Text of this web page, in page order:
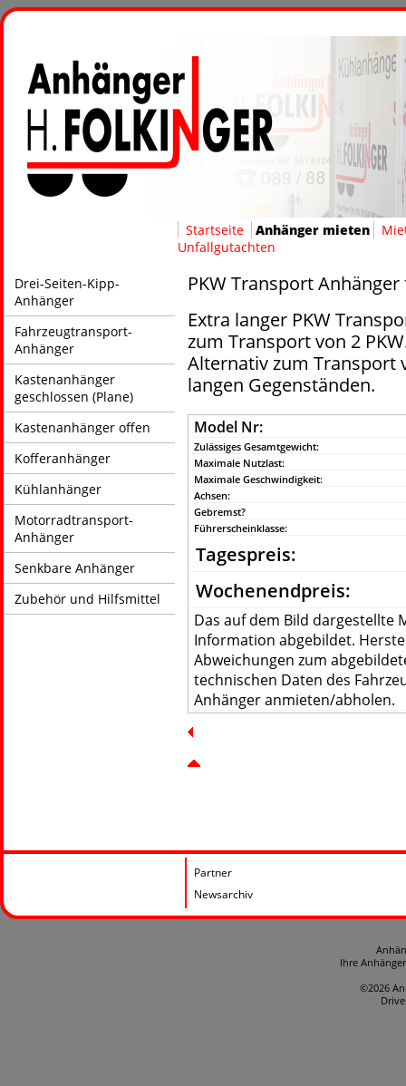
Startseite Anhänger mieten
Unfallgutachten
Drei-Seiten-Kipp-
Anhänger
Fahrzeugtransport-
Anhänger
Kastenanhänger
geschlossen (Plane)
Kastenanhänger offen
Kofferanhänger
Kühlanhänger
Motorradtransport-
Anhänger
Senkbare Anhänger
Zubehör und Hilfsmittel
PKW Transport Anhänger
Extra langer PKW
zum Transport von 2
Alternativ zum Transport
langen Gegenständen.
Model Nr:
Zulässiges Gesamtgewicht:
Maximale Nutzlast:
Maximale Geschwindigkeit:
Achsen:
Gebremst?
Führerscheinklasse:
Tagespreis:
Wochenendpreis:
Das auf dem Bild dargestellte
Information abgebildet.
Abweichungen zum
technischen Daten des
Anhänger anmieten/abholen.
Partner
Newsarchiv
Ihre
©2026